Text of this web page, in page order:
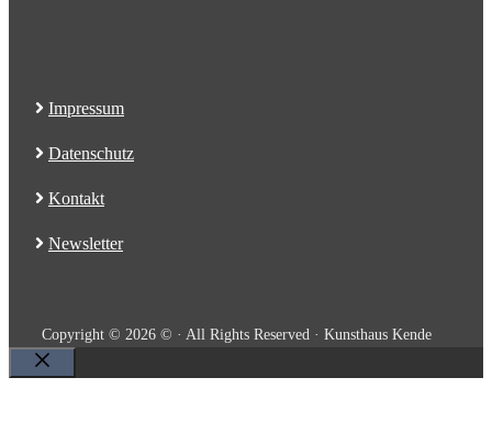
Impressum
Datenschutz
Kontakt
Newsletter
Copyright © 2026 © · All Rights Reserved · Kunsthaus Kende
Close